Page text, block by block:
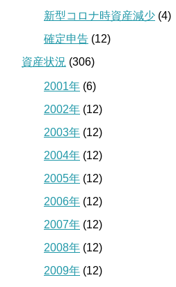
新型コロナ時資産減少 (4)
確定申告 (12)
資産状況 (306)
2001年 (6)
2002年 (12)
2003年 (12)
2004年 (12)
2005年 (12)
2006年 (12)
2007年 (12)
2008年 (12)
2009年 (12)